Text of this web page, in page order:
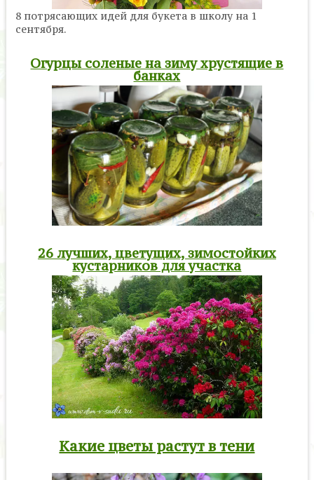
8 потрясающих идей для букета в школу на 1
сентября.
Огурцы соленые на зиму хрустящие в
банках
26 лучших, цветущих, зимостойких
кустарников для участка
Какие цветы растут в тени